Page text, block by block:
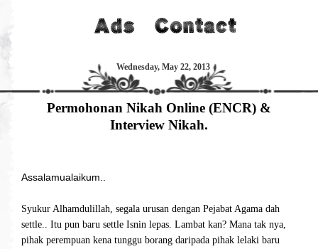
Wednesday, May 22, 2013
Permohonan Nikah Online (ENCR) &
Interview Nikah.
Assalamualaikum..
Syukur Alhamdulillah, segala urusan dengan Pejabat Agama dah
settle.. Itu pun baru settle Isnin lepas. Lambat kan? Mana tak nya,
pihak perempuan kena tunggu borang daripada pihak lelaki baru